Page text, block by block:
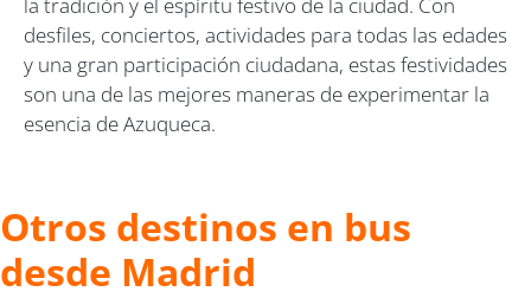
desfiles, conciertos, actividades para todas las edades
y una gran participación ciudadana, estas festividades
son una de las mejores maneras de experimentar la
esencia de Azuqueca.
Otros destinos en bus
desde Madrid